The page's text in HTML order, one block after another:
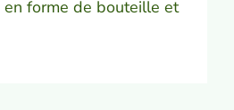
en forme de bouteille et